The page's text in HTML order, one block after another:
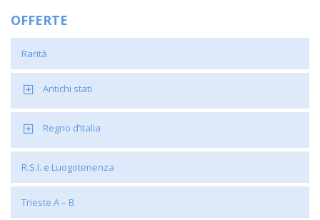
OFFERTE
Rarità
Antichi stati
Regno d’Italia
R.S.I. e Luogotenenza
Trieste A – B